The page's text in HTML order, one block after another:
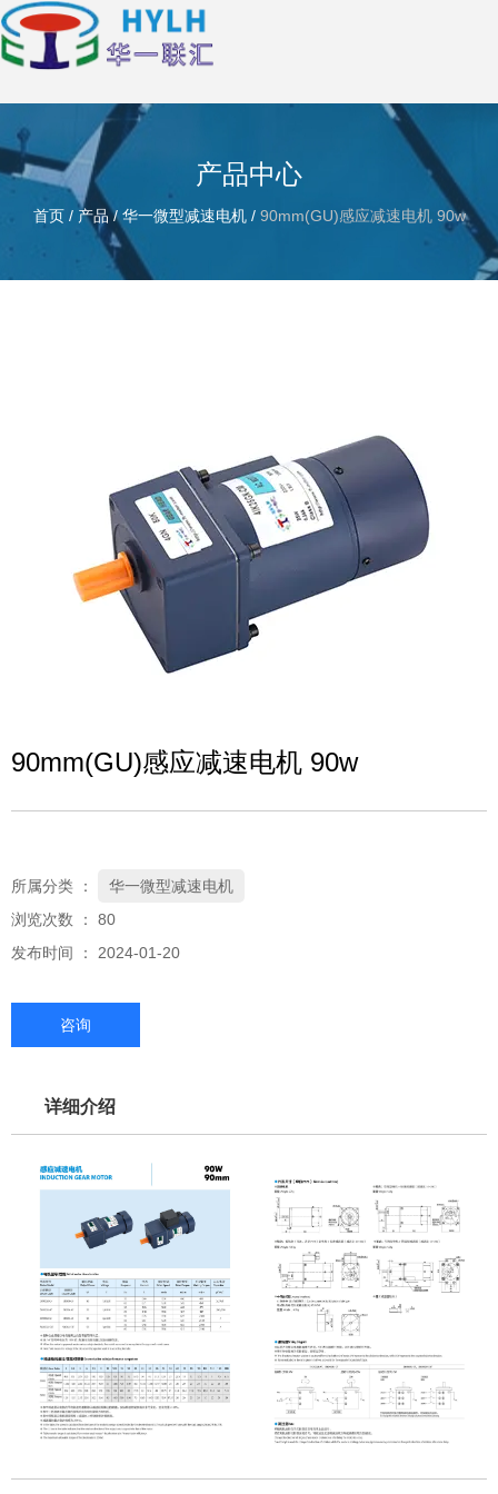
产品中心
首页 / 产品 /华一微型减速电机 / 90mm(GU)感应减速电机 90w
90mm(GU)感应减速电机 90w
所属分类 ：
华一微型减速电机
浏览次数 ： 80
发布时间 ： 2024-01-20
咨询
详细介绍